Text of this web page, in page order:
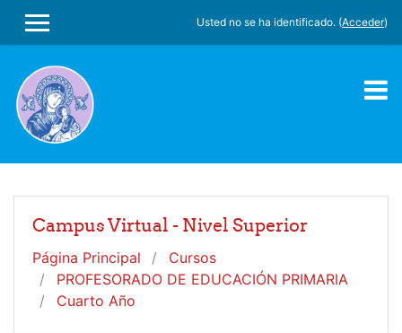
PANEL LATERAL
Usted no se ha identificado. (Acceder)
Campus Virtual - Nivel Superior
Página Principal
Cursos
PROFESORADO DE EDUCACIÓN PRIMARIA
Cuarto Año